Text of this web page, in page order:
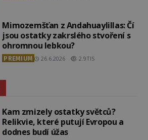
Mimozemšťan z Andahuaylillas: Čí
jsou ostatky zakrslého stvoření s
ohromnou lebkou?
PREMIUM 26.6.2026 2.9TIS
Kam zmizely ostatky světců?
Relikvie, které putují Evropou a
dodnes budí úžas